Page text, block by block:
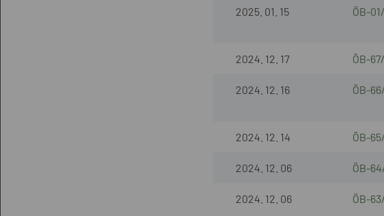
2025. 01. 15 ÖB-
2024. 12. 17 ÖB-
2024. 12. 16 ÖB-
2024. 12. 14 ÖB-
2024. 12. 06 ÖB-
2024. 12. 06 ÖB-